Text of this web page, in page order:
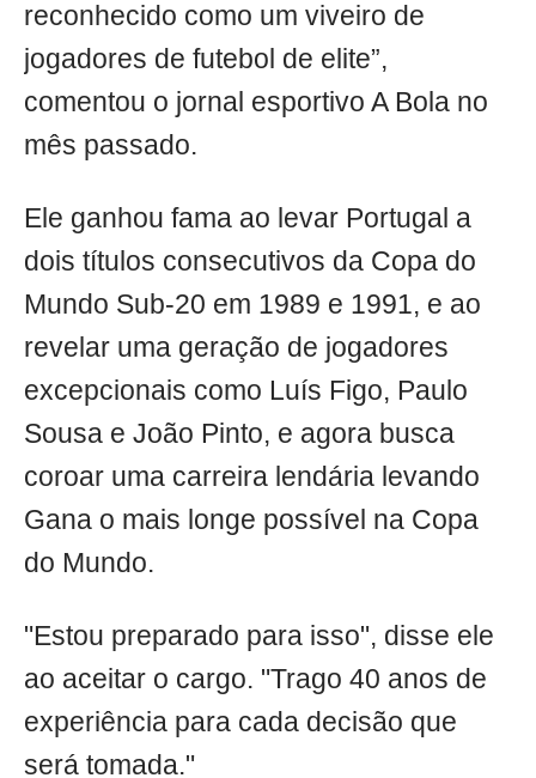
reconhecido como um viveiro de
jogadores de futebol de elite”,
comentou o jornal esportivo A Bola no
mês passado.
Ele ganhou fama ao levar Portugal a
dois títulos consecutivos da Copa do
Mundo Sub-20 em 1989 e 1991, e ao
revelar uma geração de jogadores
excepcionais como Luís Figo, Paulo
Sousa e João Pinto, e agora busca
coroar uma carreira lendária levando
Gana o mais longe possível na Copa
do Mundo.
"Estou preparado para isso", disse ele
ao aceitar o cargo. "Trago 40 anos de
experiência para cada decisão que
será tomada."